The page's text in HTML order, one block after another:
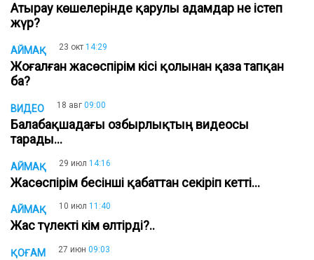
Атырау көшелерінде қарулы адамдар не істеп
жүр?
АЙМАҚ 23 окт 14:29
Жоғалған жасөспірім кісі қолынан қаза тапқан
ба?
ВИДЕО 18 авг 09:00
Балабақшадағы озбырлықтың видеосы
тарады...
АЙМАҚ 29 июл 14:16
Жасөспірім бесінші қабаттан секіріп кетті...
АЙМАҚ 10 июл 11:40
Жас түлекті кім өлтірді?..
ҚОҒАМ 27 июн 09:03